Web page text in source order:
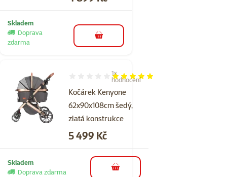
Skladem
Doprava
zdarma
do košíku
Kočárek Kenyone
62x90x108cm šedý,
zlatá konstrukce
Hodnocení 100%, počet hodnocení: 1
1×
hodnocení
Cena
5 499 Kč
Skladem
Doprava zdarma
do košíku